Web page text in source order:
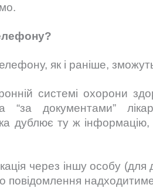
як і раніше,
системі охорони
“за документами”
дублює ту ж
через іншу особу (для
повідомлення